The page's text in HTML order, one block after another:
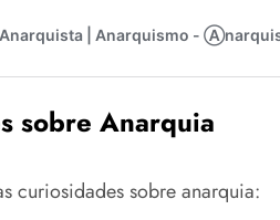
sobre Anarquia
curiosidades sobre anarquia: